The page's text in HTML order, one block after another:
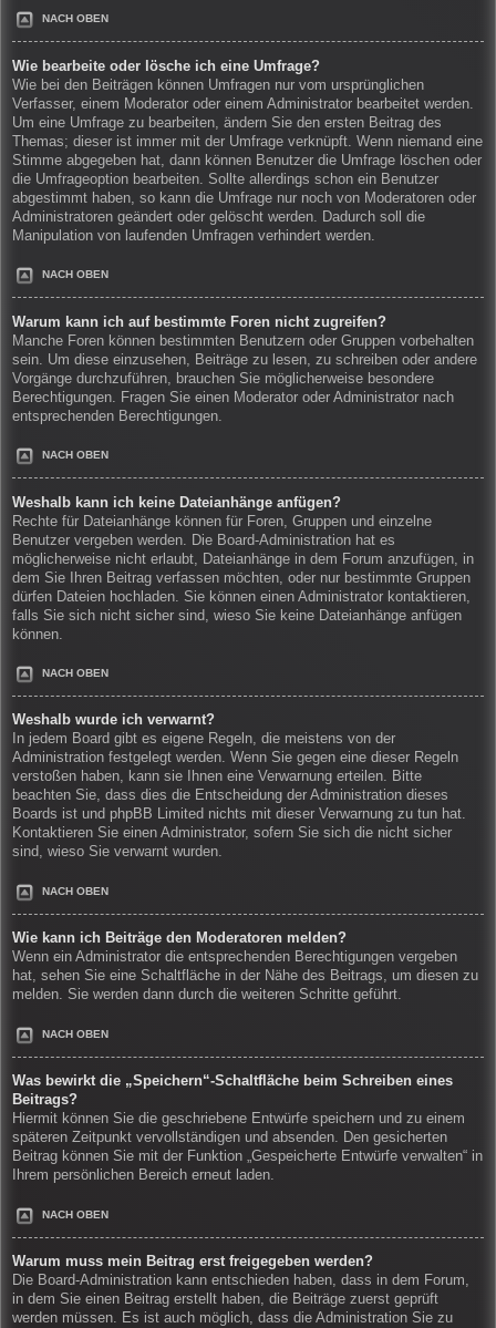
NACH OBEN
Wie bearbeite oder lösche ich eine Umfrage?
Wie bei den Beiträgen können Umfragen nur vom ursprünglichen
Verfasser, einem Moderator oder einem Administrator bearbeitet werden.
Um eine Umfrage zu bearbeiten, ändern Sie den ersten Beitrag des
Themas; dieser ist immer mit der Umfrage verknüpft. Wenn niemand eine
Stimme abgegeben hat, dann können Benutzer die Umfrage löschen oder
die Umfrageoption bearbeiten. Sollte allerdings schon ein Benutzer
abgestimmt haben, so kann die Umfrage nur noch von Moderatoren oder
Administratoren geändert oder gelöscht werden. Dadurch soll die
Manipulation von laufenden Umfragen verhindert werden.
NACH OBEN
Warum kann ich auf bestimmte Foren nicht zugreifen?
Manche Foren können bestimmten Benutzern oder Gruppen vorbehalten
sein. Um diese einzusehen, Beiträge zu lesen, zu schreiben oder andere
Vorgänge durchzuführen, brauchen Sie möglicherweise besondere
Berechtigungen. Fragen Sie einen Moderator oder Administrator nach
entsprechenden Berechtigungen.
NACH OBEN
Weshalb kann ich keine Dateianhänge anfügen?
Rechte für Dateianhänge können für Foren, Gruppen und einzelne
Benutzer vergeben werden. Die Board-Administration hat es
möglicherweise nicht erlaubt, Dateianhänge in dem Forum anzufügen, in
dem Sie Ihren Beitrag verfassen möchten, oder nur bestimmte Gruppen
dürfen Dateien hochladen. Sie können einen Administrator kontaktieren,
falls Sie sich nicht sicher sind, wieso Sie keine Dateianhänge anfügen
können.
NACH OBEN
Weshalb wurde ich verwarnt?
In jedem Board gibt es eigene Regeln, die meistens von der
Administration festgelegt werden. Wenn Sie gegen eine dieser Regeln
verstoßen haben, kann sie Ihnen eine Verwarnung erteilen. Bitte
beachten Sie, dass dies die Entscheidung der Administration dieses
Boards ist und phpBB Limited nichts mit dieser Verwarnung zu tun hat.
Kontaktieren Sie einen Administrator, sofern Sie sich die nicht sicher
sind, wieso Sie verwarnt wurden.
NACH OBEN
Wie kann ich Beiträge den Moderatoren melden?
Wenn ein Administrator die entsprechenden Berechtigungen vergeben
hat, sehen Sie eine Schaltfläche in der Nähe des Beitrags, um diesen zu
melden. Sie werden dann durch die weiteren Schritte geführt.
NACH OBEN
Was bewirkt die „Speichern“-Schaltfläche beim Schreiben eines
Beitrags?
Hiermit können Sie die geschriebene Entwürfe speichern und zu einem
späteren Zeitpunkt vervollständigen und absenden. Den gesicherten
Beitrag können Sie mit der Funktion „Gespeicherte Entwürfe verwalten“ in
Ihrem persönlichen Bereich erneut laden.
NACH OBEN
Warum muss mein Beitrag erst freigegeben werden?
Die Board-Administration kann entschieden haben, dass in dem Forum,
in dem Sie einen Beitrag erstellt haben, die Beiträge zuerst geprüft
werden müssen. Es ist auch möglich, dass die Administration Sie zu